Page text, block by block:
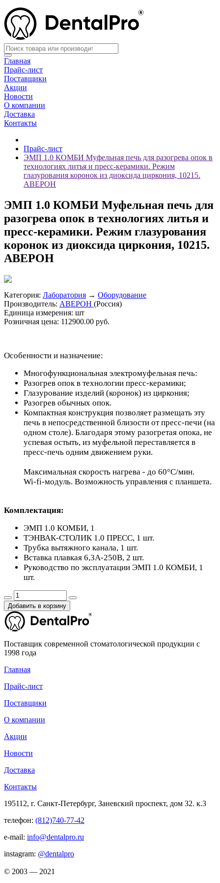
Главная
Прайс-лист
Поставщики
Акции
Новости
О компании
Доставка
Контакты
Прайс-лист
ЭМП 1.0 КОМБИ Муфельная печь для разогрева опок в
технологиях литья и пресс-керамики. Режим
глазурования коронок из диоксида циркония, 10215.
АВЕРОН
ЭМП 1.0 КОМБИ Муфельная печь для
разогрева опок в технологиях литья и
пресс-керамики. Режим глазурования
коронок из диоксида циркония, 10215.
АВЕРОН
Категория: Лаборатория → Оборудование
Производитель: АВЕРОН (Россия)
Единица измерения: шт
Розничная цена: 112900.00 руб.
Особенности и назначение:
Многофункциональная электромуфельная печь:
Разогрев опок в технологии пресс-керамики;
Глазурование изделий (коронок) из циркония;
Разогрев обычных опок.
Компактная конструкция позволяет размещать эту
печь в непосредственной близости от пресс-печи (на
одном столе). Благодаря этому разогретая опока, не
успевая остыть, из муфельной переставляется в
пресс-печь одним движением руки.
Максимальная скорость нагрева - до 60°С/мин.
Wi-fi-модуль. Возможность управления с планшета.
Комплектация:
ЭМП 1.0 КОМБИ, 1
ТЭНВАК-СТОЛИК 1.0 ПРЕСС, 1 шт.
Трубка вытяжного канала, 1 шт.
Вставка плавкая 6,3А-250В, 2 шт.
Руководство по эксплуатации ЭМП 1.0 КОМБИ, 1
шт.
Добавить в корзину
Поставщик современной стоматологической продукции с
1998 года
Главная
Прайс-лист
Поставщики
О компании
Акции
Новости
Доставка
Контакты
195112, г. Санкт-Петербург, Заневский проспект, дом 32. к.3
телефон: (812)740-77-42
e-mail: info@dentalpro.ru
instagram: @dentalpro
© 2003 — 2021